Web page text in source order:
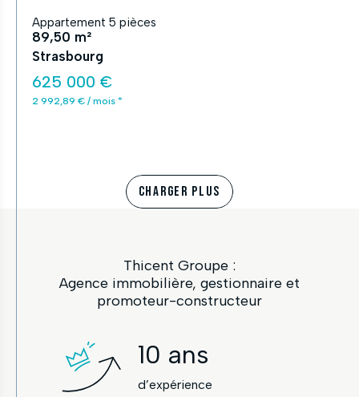
Appartement 5 pièces
89,50 m²
Strasbourg
625 000 €
2 992,89 € / mois *
CHARGER PLUS
Thicent Groupe :
Agence immobilière, gestionnaire et
promoteur-constructeur
10 ans
d’expérience